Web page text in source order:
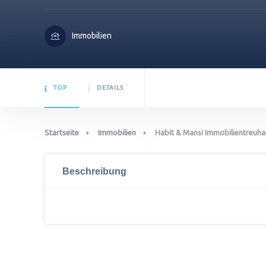
Immobilien
TOP DETAILS
Startseite Immobilien Habit & Mansi
Beschreibung